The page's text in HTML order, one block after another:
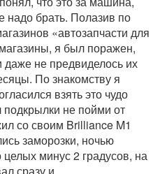
надо брать. Полазив по
«автозапчасти для
я был поражен,
не предвиделось их
По знакомству я
взять это чудо
подкрылки не пойми от
со своим Brilliance M1
заморозки, ночью
минус 2 градусов, на
сразу и